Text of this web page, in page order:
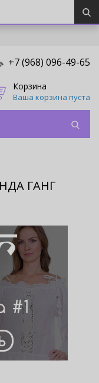
+7 (968) 096-49-65
Корзина
Ваша корзина пуста
ГАНГ